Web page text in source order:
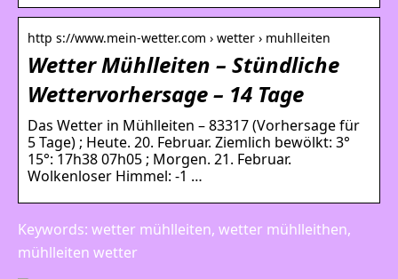
http s://www.mein-wetter.com › wetter › muhlleiten
Wetter Mühlleiten – Stündliche
Wettervorhersage – 14 Tage
Das Wetter in Mühlleiten – 83317 (Vorhersage für
5 Tage) ; Heute. 20. Februar. Ziemlich bewölkt: 3°
15°: 17h38 07h05 ; Morgen. 21. Februar.
Wolkenloser Himmel: -1 …
Keywords: wetter mühlleiten, wetter mühlleithen,
mühlleiten wetter